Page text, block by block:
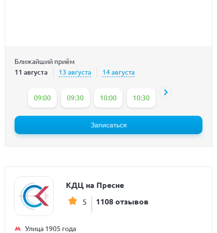
Ближайший приём
11 августа 13 августа 14 августа
09:00 09:30 10:00 10:30 11:00
Записаться
КДЦ на Пресне
5 1108 отзывов
Улица 1905 года